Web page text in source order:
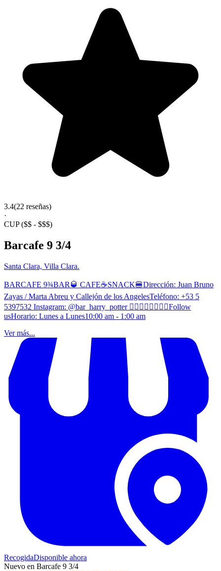
3.4(22 reseñas)
·
CUP($$ - $$$)
Barcafe 9 3/4
Santa Clara, Villa Clara.
BARCAFE 9¾BAR🥃 CAFE☕SNACK🍔Dirección: Juan Bruno
Zayas / Marta Abreu y Callejón de los AngelesTeléfono: +53 5
5397532 Instagram: @bar_harry_potter 👆🏻👆🏻👆🏻👆🏻Follow
usHorario: Lunes a Lunes10:00 am - 1:00 am
Ver más...
RecogidaDisponible ahora
Nuevo en Barcafe 9 3/4